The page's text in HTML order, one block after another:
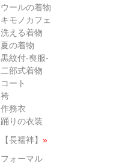
ウールの着物
キモノカフェ
洗える着物
夏の着物
黒紋付-喪服-
二部式着物
コート
袴
作務衣
踊りの衣装
【長襦袢】 »
フォーマル